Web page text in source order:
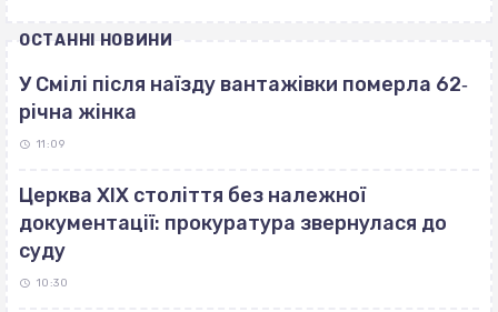
ОСТАННІ НОВИНИ
У Смілі після наїзду вантажівки померла 62‐
річна жінка
11:09
Церква ХІХ століття без належної
документації: прокуратура звернулася до
суду
10:30